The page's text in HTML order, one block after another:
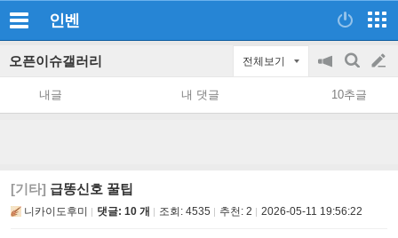
인벤
오픈이슈갤러리 전체보기
공
지
on/off
검
색
글
쓰
내글 내 댓글 10추글
[기타] 급똥신호 꿀팁
니카이도후미 댓글: 10 개 조회: 4535 추천: 2 2026-05-11 19:56:22